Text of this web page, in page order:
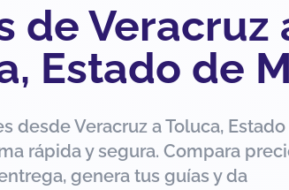
de Veracruz
Estado de
desde Veracruz a Toluca,
rápida y segura. Compara
genera tus guías y da